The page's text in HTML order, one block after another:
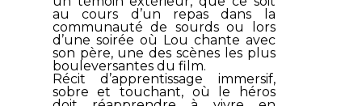
au cours d’un repas dans la
communauté de sourds ou lors
d’une soirée où Lou chante avec
son père, une des scènes les plus
bouleversantes du film.
Récit d’apprentissage immersif,
sobre et touchant, où le héros